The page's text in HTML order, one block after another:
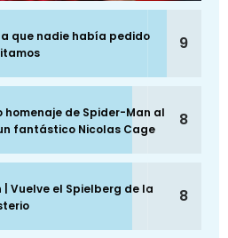
que nadie había pedido
9
homenaje de Spider-Man al
fantástico Nicolas Cage
8
Vuelve el Spielberg de la
8